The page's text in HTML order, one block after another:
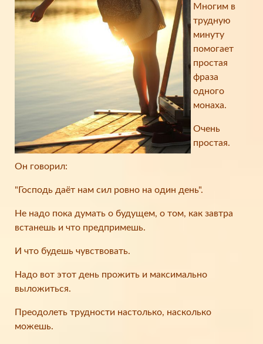
Многим в
трудную
минуту
помогает
простая
фраза
одного
монаха.
Очень
простая.
Он говорил:
"Господь даёт нам сил ровно на один день".
Не надо пока думать о будущем, о том, как завтра
встанешь и что предпримешь.
И что будешь чувствовать.
Надо вот этот день прожить и максимально
выложиться.
Преодолеть трудности настолько, насколько
можешь.